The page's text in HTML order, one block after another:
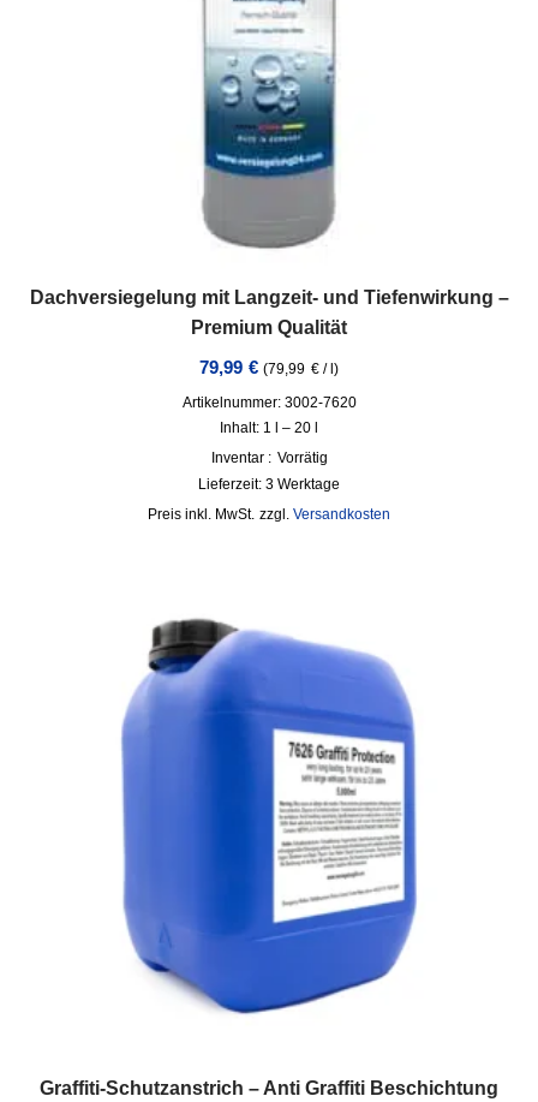
Dachversiegelung mit Langzeit- und Tiefenwirkung –
Premium Qualität
79,99 € (79,99 € /l)
Artikelnummer: 3002-7620
Inhalt: 1
– 20
Inventar : Vorrätig
Lieferzeit: 3 Werktage
inkl. MwSt. zzgl. Versandkosten
Graffiti-Schutzanstrich – Anti Graffiti Beschichtung